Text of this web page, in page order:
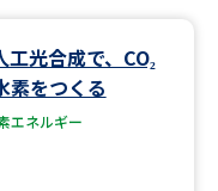
光合成で、CO₂
素をつくる
エネルギー